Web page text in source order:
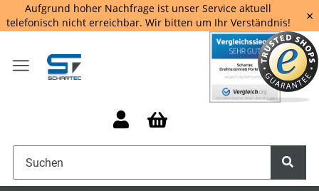
Aufgrund hoher Nachfrage ist unser Service aktuell
telefonisch nicht erreichbar. Wir bitten um Ihr Verständnis!
×